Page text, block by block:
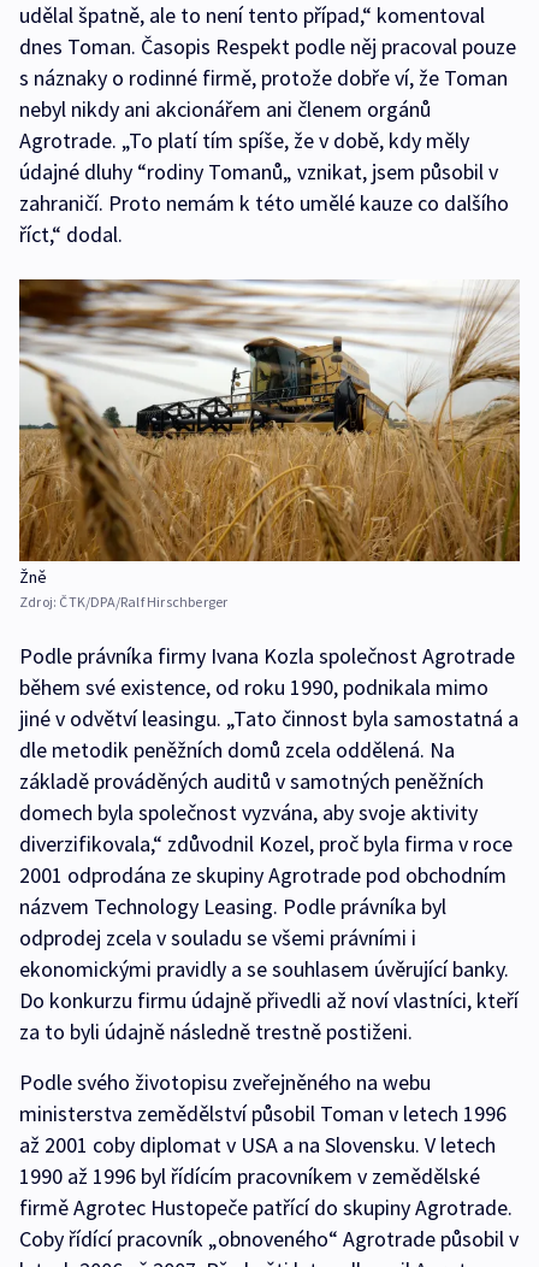
udělal špatně, ale to není tento případ,“ komentoval
dnes Toman. Časopis Respekt podle něj pracoval pouze
s náznaky o rodinné firmě, protože dobře ví, že Toman
nebyl nikdy ani akcionářem ani členem orgánů
Agrotrade. „To platí tím spíše, že v době, kdy měly
údajné dluhy “rodiny Tomanů„ vznikat, jsem působil v
zahraničí. Proto nemám k této umělé kauze co dalšího
říct,“ dodal.
Žně
Zdroj: ČTK/DPA/Ralf Hirschberger
Podle právníka firmy Ivana Kozla společnost Agrotrade
během své existence, od roku 1990, podnikala mimo
jiné v odvětví leasingu. „Tato činnost byla samostatná a
dle metodik peněžních domů zcela oddělená. Na
základě prováděných auditů v samotných peněžních
domech byla společnost vyzvána, aby svoje aktivity
diverzifikovala,“ zdůvodnil Kozel, proč byla firma v roce
2001 odprodána ze skupiny Agrotrade pod obchodním
názvem Technology Leasing. Podle právníka byl
odprodej zcela v souladu se všemi právními i
ekonomickými pravidly a se souhlasem úvěrující banky.
Do konkurzu firmu údajně přivedli až noví vlastníci, kteří
za to byli údajně následně trestně postiženi.
Podle svého životopisu zveřejněného na webu
ministerstva zemědělství působil Toman v letech 1996
až 2001 coby diplomat v USA a na Slovensku. V letech
1990 až 1996 byl řídícím pracovníkem v zemědělské
firmě Agrotec Hustopeče patřící do skupiny Agrotrade.
Coby řídící pracovník „obnoveného“ Agrotrade působil v